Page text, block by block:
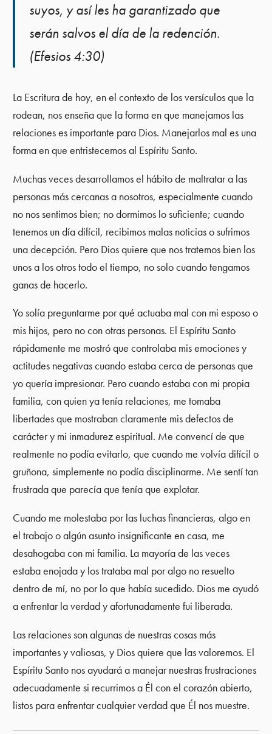
suyos, y así les ha garantizado que
serán salvos el día de la redención.
(Efesios 4:30)
La Escritura de hoy, en el contexto de los versículos que la
rodean, nos enseña que la forma en que manejamos las
relaciones es importante para Dios. Manejarlos mal es una
forma en que entristecemos al Espíritu Santo.
Muchas veces desarrollamos el hábito de maltratar a las
personas más cercanas a nosotros, especialmente cuando
no nos sentimos bien; no dormimos lo suficiente; cuando
tenemos un día difícil, recibimos malas noticias o sufrimos
una decepción. Pero Dios quiere que nos tratemos bien los
unos a los otros todo el tiempo, no solo cuando tengamos
ganas de hacerlo.
Yo solía preguntarme por qué actuaba mal con mi esposo o
mis hijos, pero no con otras personas. El Espíritu Santo
rápidamente me mostró que controlaba mis emociones y
actitudes negativas cuando estaba cerca de personas que
yo quería impresionar. Pero cuando estaba con mi propia
familia, con quien ya tenía relaciones, me tomaba
libertades que mostraban claramente mis defectos de
carácter y mi inmadurez espiritual. Me convencí de que
realmente no podía evitarlo, que cuando me volvía difícil o
gruñona, simplemente no podía disciplinarme. Me sentí tan
frustrada que parecía que tenía que explotar.
Cuando me molestaba por las luchas financieras, algo en
el trabajo o algún asunto insignificante en casa, me
desahogaba con mi familia. La mayoría de las veces
estaba enojada y los trataba mal por algo no resuelto
dentro de mí, no por lo que había sucedido. Dios me ayudó
a enfrentar la verdad y afortunadamente fui liberada.
Las relaciones son algunas de nuestras cosas más
importantes y valiosas, y Dios quiere que las valoremos. El
Espíritu Santo nos ayudará a manejar nuestras frustraciones
adecuadamente si recurrimos a Él con el corazón abierto,
listos para enfrentar cualquier verdad que Él nos muestre.